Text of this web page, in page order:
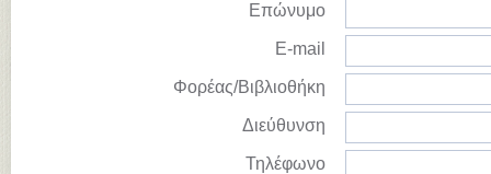
Επώνυμο
E-mail
Φορέας/Βιβλιοθήκη
Διεύθυνση
Τηλέφωνο